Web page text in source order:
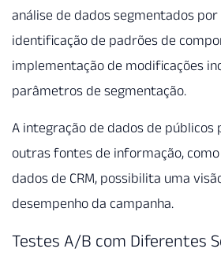
análise de dados segmentados por
identificação de padrões de
implementação de modificações
parâmetros de segmentação.
A integração de dados de públicos
outras fontes de informação, como
dados de CRM, possibilita uma
desempenho da campanha.
Testes A/B com Diferentes